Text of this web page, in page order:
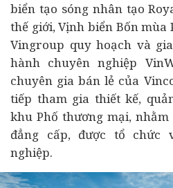
biển tạo sóng nhân tạo
thế giới, Vịnh biển Bốn mùa
Vingroup quy hoạch và
hành chuyên nghiệp
chuyên gia bán lẻ của
tiếp tham gia thiết kế,
khu Phố thương mại,
đẳng cấp, được tổ chức
nghiệp.